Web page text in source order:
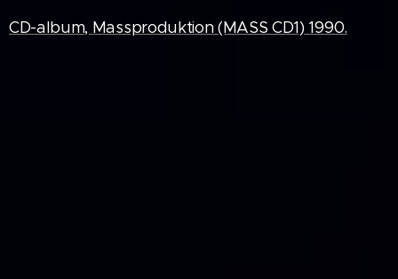
CD-album, Massproduktion (MASS CD1) 1990.